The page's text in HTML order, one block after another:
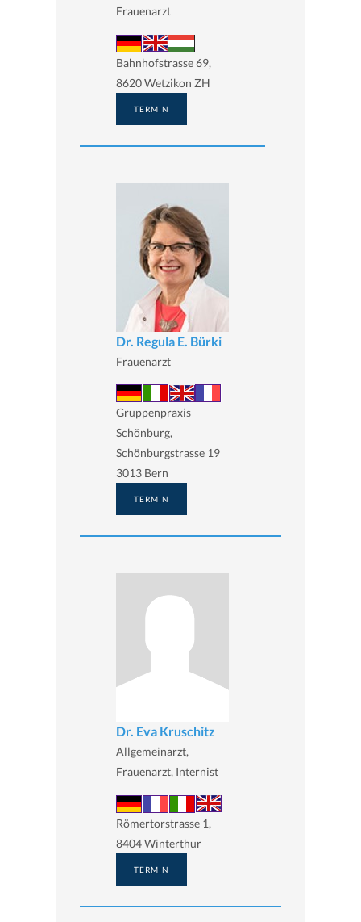
Frauenarzt
Bahnhofstrasse 69,
8620 Wetzikon ZH
TERMIN
Dr. Regula E. Bürki
Frauenarzt
Gruppenpraxis
Schönburg,
Schönburgstrasse 19
3013 Bern
TERMIN
Dr. Eva Kruschitz
Allgemeinarzt,
Frauenarzt, Internist
Römertorstrasse 1,
8404 Winterthur
TERMIN